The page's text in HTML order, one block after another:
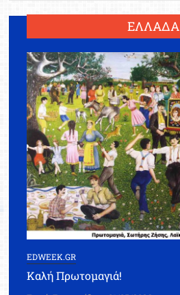
ΕΛΛΑΔΑ
EDWEEK.GR
Καλή Πρωτομαγιά!